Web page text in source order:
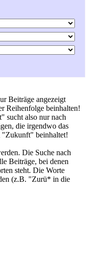
Beiträge angezeigt
Reihenfolge beinhalten!
sucht also nur nach
die irgendwo das
"Zukunft" beinhaltet!
Die Suche nach
Beiträge, bei denen
steht. Die Worte
(z.B. "Zurü* in die